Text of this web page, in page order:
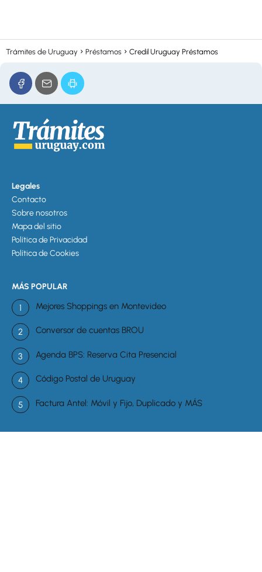
Trámites de Uruguay Préstamos Credil Uruguay Préstamos
Legales
Contacto
Sobre nosotros
Mapa del sitio
Política de Privacidad
Política de Cookies
MÁS POPULAR
Mejores Shoppings en Montevideo
Conversor de cuentas BROU
Agenda BPS: Reserva Cita Presencial
Código Postal de Uruguay
Factura Antel: Móvil y Fijo, Duplicado y MÁS